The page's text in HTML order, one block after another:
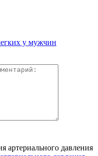
у мужчин